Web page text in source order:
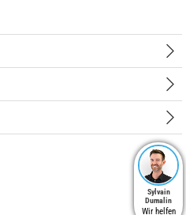
Sylvain
Dumalin
Wir helfen